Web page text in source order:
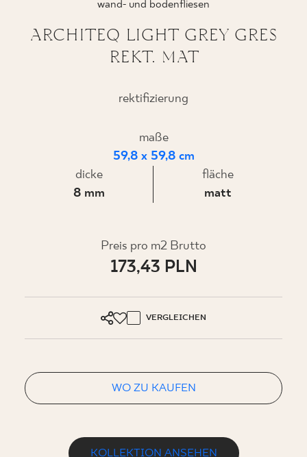
WO ZU KAUFEN
ÜBER UNS
MEIN PROFIL
EN SK DE UK
wand- und bodenfliesen
ARCHITEQ LIGHT GREY GRES
REKT. MAT
rektifizierung
maße
59,8 x 59,8 cm
dicke
8 mm
fläche
matt
Preis pro m2 Brutto
173,43 PLN
VERGLEICHEN
WO ZU KAUFEN
KOLLEKTION ANSEHEN